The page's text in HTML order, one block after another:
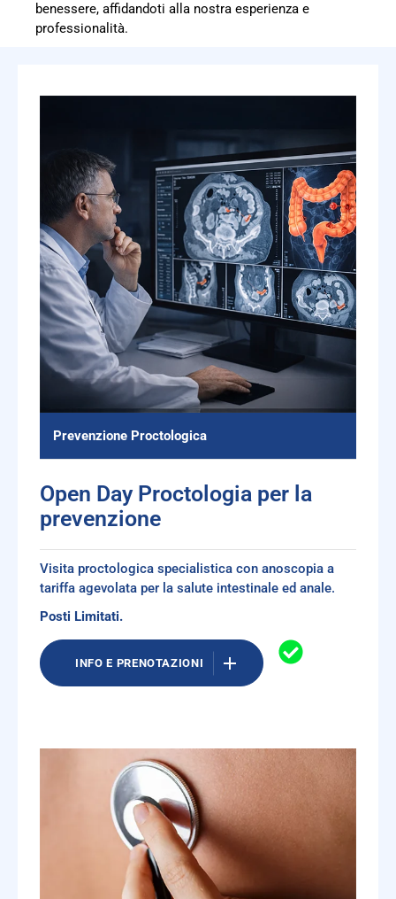
benessere, affidandoti alla nostra esperienza e
professionalità.
Prevenzione Proctologica
Open Day Proctologia per la
prevenzione
Visita proctologica specialistica con anoscopia a
tariffa agevolata per la salute intestinale ed anale.
Posti Limitati.
INFO E PRENOTAZIONI